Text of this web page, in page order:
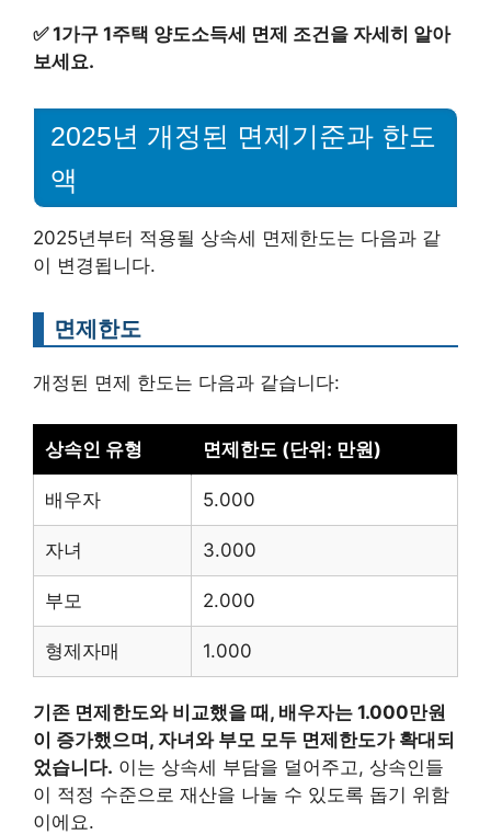
✅1가구 1주택 양도소득세 면제 조건을 자세히 알아
보세요.
2025년 개정된 면제기준과 한도
액
2025년부터 적용될 상속세 면제한도는 다음과 같
이 변경됩니다.
면제한도
개정된 면제 한도는 다음과 같습니다:
상속인 유형 면제한도 (단위: 만원)
배우자 5.000
자녀 3.000
부모 2.000
형제자매 1.000
기존 면제한도와 비교했을 때, 배우자는 1.000만원
이 증가했으며, 자녀와 부모 모두 면제한도가 확대되
었습니다. 이는 상속세 부담을 덜어주고, 상속인들
이 적정 수준으로 재산을 나눌 수 있도록 돕기 위함
이에요.